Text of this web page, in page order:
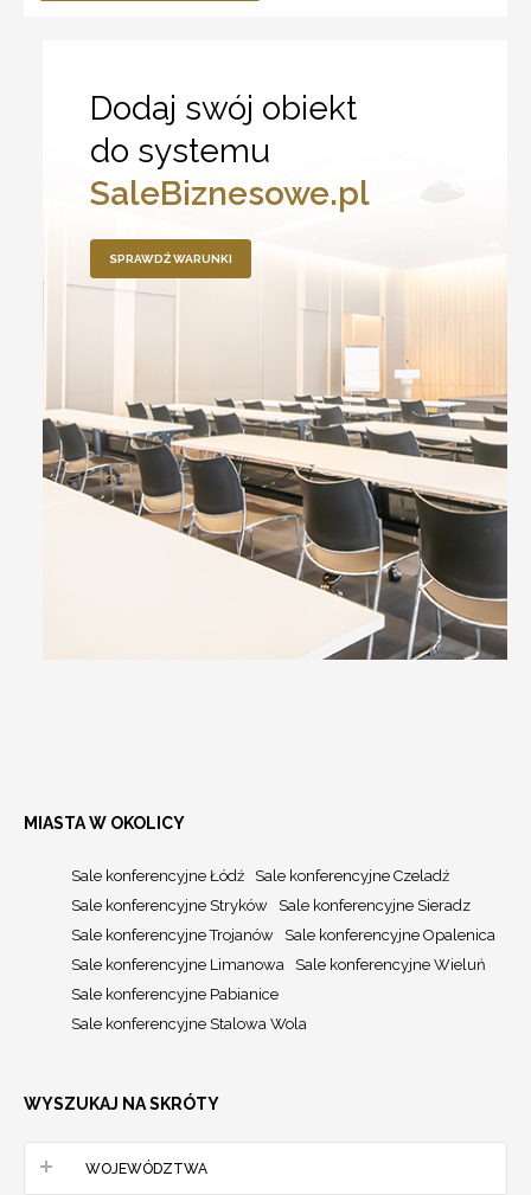
Dodaj swój obiekt
do systemu
SaleBiznesowe.pl
SPRAWDŹ WARUNKI
MIASTA W OKOLICY
Sale konferencyjne Łódź
Sale konferencyjne Czeladź
Sale konferencyjne Stryków
Sale konferencyjne Sieradz
Sale konferencyjne Trojanów
Sale konferencyjne Opalenica
Sale konferencyjne Limanowa
Sale konferencyjne Wieluń
Sale konferencyjne Pabianice
Sale konferencyjne Stalowa Wola
WYSZUKAJ NA SKRÓTY
WOJEWÓDZTWA